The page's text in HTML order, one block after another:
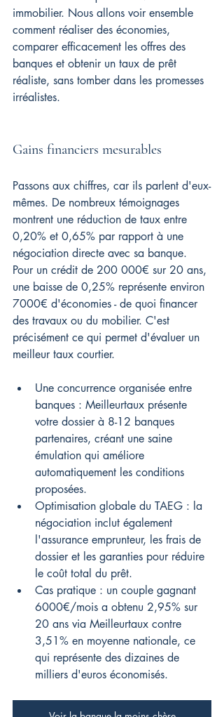
immobilier. Nous allons voir ensemble
comment réaliser des économies,
comparer efficacement les offres des
banques et obtenir un taux de prêt
réaliste, sans tomber dans les promesses
irréalistes.
Gains financiers mesurables
Passons aux chiffres, car ils parlent d'eux-
mêmes. De nombreux témoignages
montrent une réduction de taux entre
0,20% et 0,65% par rapport à une
négociation directe avec sa banque.
Pour un crédit de 200 000€ sur 20 ans,
une baisse de 0,25% représente environ
7000€ d'économies - de quoi financer
des travaux ou du mobilier. C'est
précisément ce qui permet d'évaluer un
meilleur taux courtier.
Une concurrence organisée entre
banques : Meilleurtaux présente
votre dossier à 8-12 banques
partenaires, créant une saine
émulation qui améliore
automatiquement les conditions
proposées.
Optimisation globale du TAEG : la
négociation inclut également
l'assurance emprunteur, les frais de
dossier et les garanties pour réduire
le coût total du prêt.
Cas pratique : un couple gagnant
6000€/mois a obtenu 2,95% sur
20 ans via Meilleurtaux contre
3,51% en moyenne nationale, ce
qui représente des dizaines de
milliers d'euros économisés.